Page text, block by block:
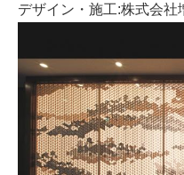
デザイン・施工:株式会社